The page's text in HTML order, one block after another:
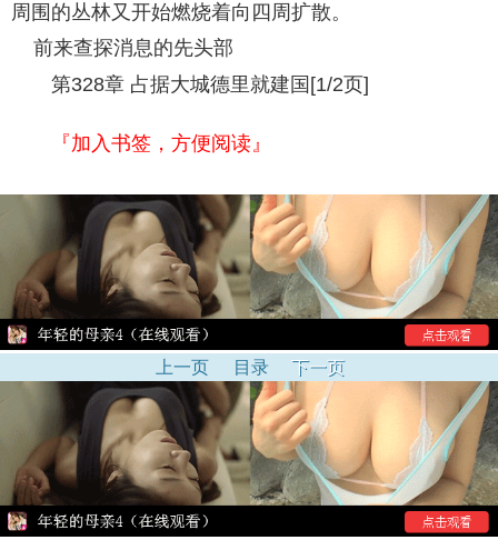
周围的丛林又开始燃烧着向四周扩散。
前来查探消息的先头部
第328章 占据大城德里就建国[1/2页]
『加入书签，方便阅读』
上一页 目录 下一页